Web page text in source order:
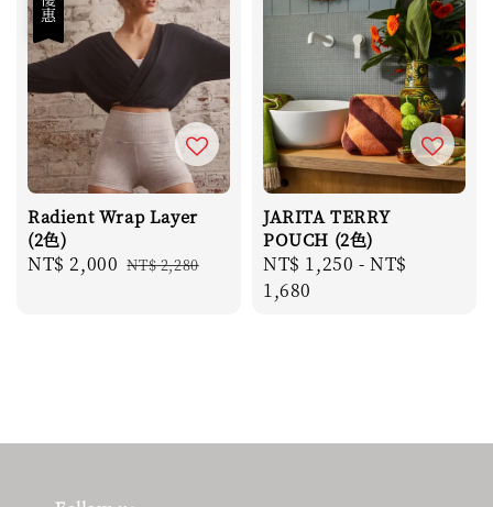
優惠
Radient Wrap Layer
(2色)
Sale
NT$ 2,000 Regular
NT$ 2,280
JARITA TERRY
POUCH (2色)
Regular
price
NT$ 1,250 -NT$
1,680